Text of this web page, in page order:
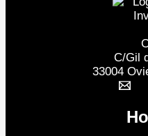
C/Gil
33004